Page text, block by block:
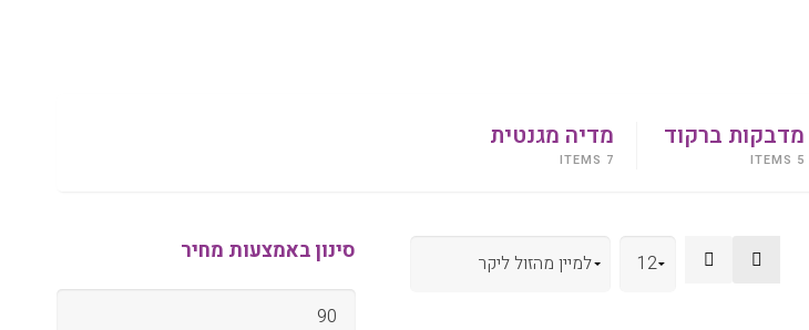
מדבקות ברקוד
5 ITEMS
מדיה מגנטית
7 ITEMS
סינון באמצעות מחיר
מינימלי